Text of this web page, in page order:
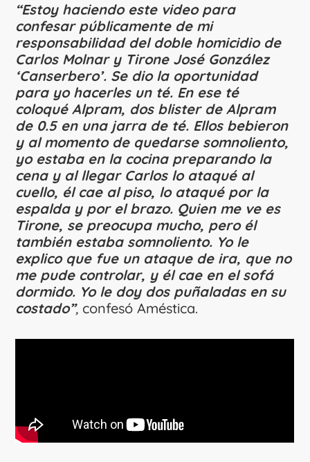
“Estoy haciendo este video para
confesar públicamente de mi
responsabilidad del doble homicidio de
Carlos Molnar y Tirone José González
‘Canserbero’. Se dio la oportunidad
para yo hacerles un té. En ese té
coloqué Alpram, dos blister de Alpram
de 0.5 en una jarra de té. Ellos bebieron
y al momento de quedarse somnoliento,
yo estaba en la cocina preparando la
cena y al llegar Carlos lo ataqué al
cuello, él cae al piso, lo ataqué por la
espalda y por el brazo. Quien me ve es
Tirone, se preocupa mucho, pero él
también estaba somnoliento. Yo le
explico que fue un ataque de ira, que no
me pude controlar, y él cae en el sofá
dormido. Yo le doy dos puñaladas en su
costado”, confesó Améstica.